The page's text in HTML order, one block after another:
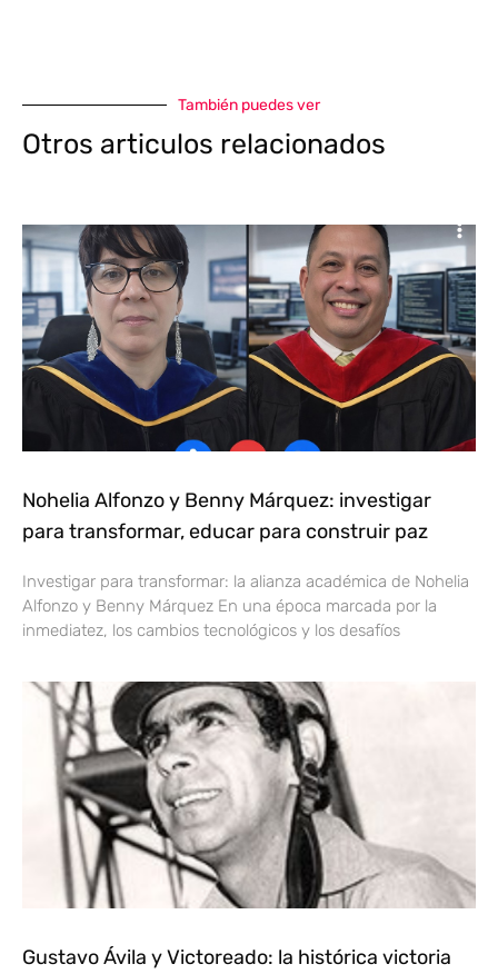
También puedes ver
Otros articulos relacionados
Nohelia Alfonzo y Benny Márquez: investigar
para transformar, educar para construir paz
Investigar para transformar: la alianza académica de Nohelia
Alfonzo y Benny Márquez En una época marcada por la
inmediatez, los cambios tecnológicos y los desafíos
Gustavo Ávila y Victoreado: la histórica victoria